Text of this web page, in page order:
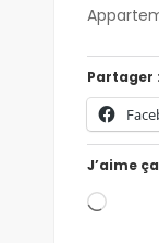
Partager :
J’aime